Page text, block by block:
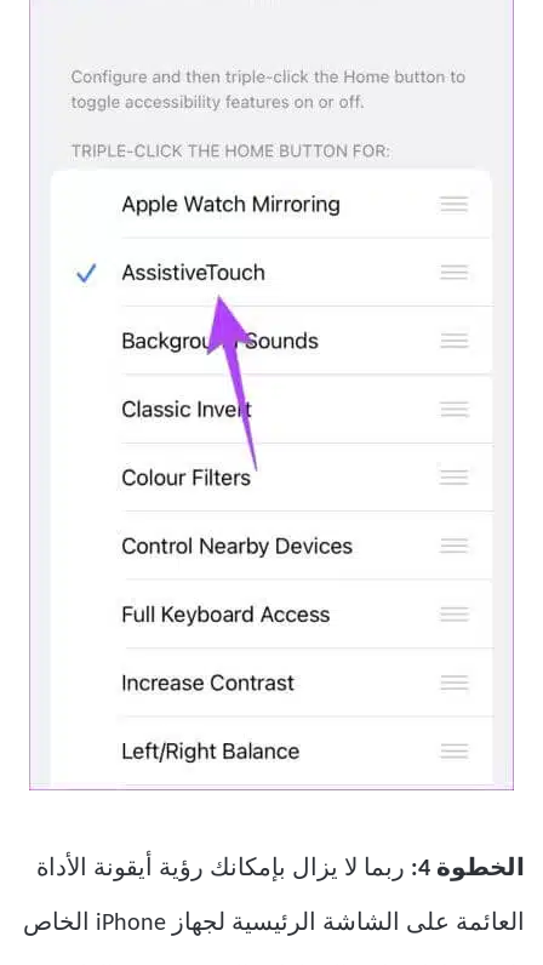
الخطوة 4: ربما لا يزال بإمكانك رؤية أيقونة الأداة
العائمة على الشاشة الرئيسية لجهاز iPhone الخاص